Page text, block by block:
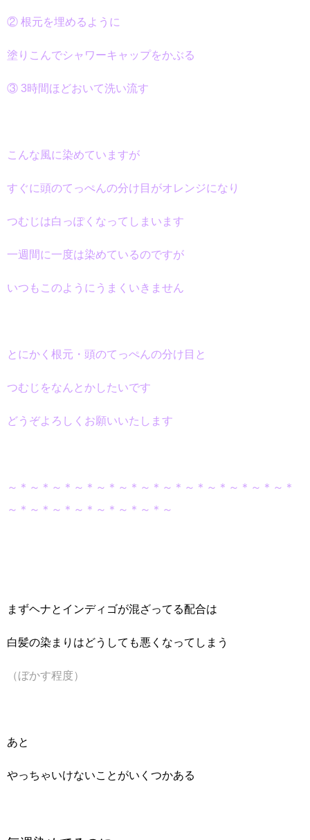
② 根元を埋めるように
塗りこんでシャワーキャップをかぶる
③ 3時間ほどおいて洗い流す
こんな風に染めていますが
すぐに頭のてっぺんの分け目がオレンジになり
つむじは白っぽくなってしまいます
一週間に一度は染めているのですが
いつもこのようにうまくいきません
とにかく根元・頭のてっぺんの分け目と
つむじをなんとかしたいです
どうぞよろしくお願いいたします
～＊～＊～＊～＊～＊～＊～＊～＊～＊～＊～＊～＊～＊
～＊～＊～＊～＊～＊～＊～＊～
まずヘナとインディゴが混ざってる配合は
白髪の染まりはどうしても悪くなってしまう
（ぼかす程度）
あと
やっちゃいけないことがいくつかある